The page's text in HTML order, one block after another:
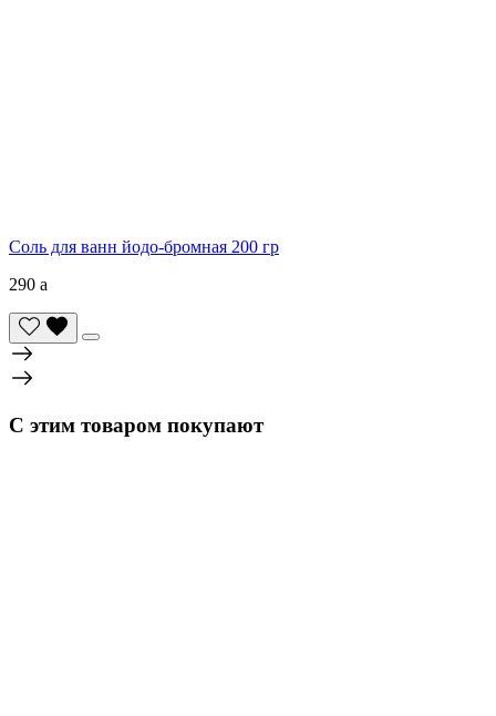
Соль для ванн йодо-бромная 200 гр
290 a
С этим товаром покупают